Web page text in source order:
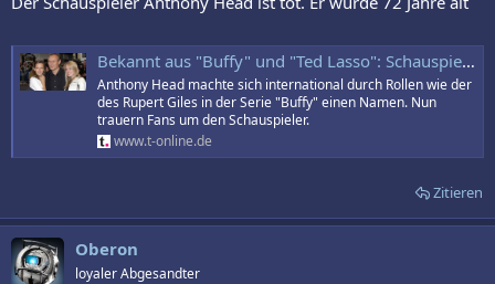
Bekannt aus "Buffy" und "Ted Lasso": Schauspieler Anthony Head ist tot
Anthony Head machte sich international durch Rollen wie der
des Rupert Giles in der Serie "Buffy" einen Namen. Nun
trauern Fans um den Schauspieler.
www.t-online.de
Zitieren
Oberon
loyaler Abgesandter